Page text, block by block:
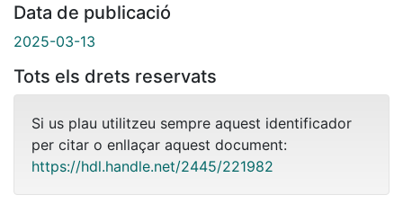
Data de publicació
2025-03-13
Tots els drets reservats
Si us plau utilitzeu sempre aquest identificador
per citar o enllaçar aquest document:
https://hdl.handle.net/2445/221982